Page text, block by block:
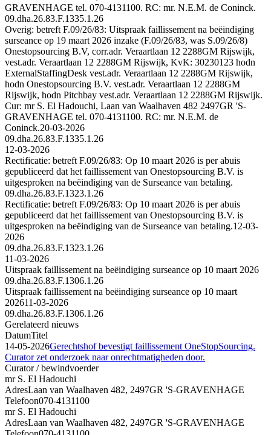
GRAVENHAGE tel. 070-4131100. RC: mr. N.E.M. de Coninck.
09.dha.26.83.F.1335.1.26
Overig: betreft F.09/26/83: Uitspraak faillissement na beëindiging
surseance op 19 maart 2026 inzake (F.09/26/83, was S.09/26/8)
Onestopsourcing B.V, corr.adr. Veraartlaan 12 2288GM Rijswijk,
vest.adr. Veraartlaan 12 2288GM Rijswijk, KvK: 30230123 hodn
ExternalStaffingDesk vest.adr. Veraartlaan 12 2288GM Rijswijk,
hodn Onestopsourcing B.V. vest.adr. Veraartlaan 12 2288GM
Rijswijk, hodn Pitchbay vest.adr. Veraartlaan 12 2288GM Rijswijk.
Cur: mr S. El Hadouchi, Laan van Waalhaven 482 2497GR 'S-
GRAVENHAGE tel. 070-4131100. RC: mr. N.E.M. de
Coninck.20-03-2026
09.dha.26.83.F.1335.1.26
12-03-2026
Rectificatie: betreft F.09/26/83: Op 10 maart 2026 is per abuis
gepubliceerd dat het faillissement van Onestopsourcing B.V. is
uitgesproken na beëindiging van de Surseance van betaling.
09.dha.26.83.F.1323.1.26
Rectificatie: betreft F.09/26/83: Op 10 maart 2026 is per abuis
gepubliceerd dat het faillissement van Onestopsourcing B.V. is
uitgesproken na beëindiging van de Surseance van betaling.12-03-
2026
09.dha.26.83.F.1323.1.26
11-03-2026
Uitspraak faillissement na beëindiging surseance op 10 maart 2026
09.dha.26.83.F.1306.1.26
Uitspraak faillissement na beëindiging surseance op 10 maart
202611-03-2026
09.dha.26.83.F.1306.1.26
Gerelateerd nieuws
DatumTitel
14-05-2026Gerechtshof bevestigt faillissement OneStopSourcing.
Curator zet onderzoek naar onrechtmatigheden door.
Curator / bewindvoerder
mr S. El Hadouchi
AdresLaan van Waalhaven 482, 2497GR 'S-GRAVENHAGE
Telefoon070-4131100
mr S. El Hadouchi
AdresLaan van Waalhaven 482, 2497GR 'S-GRAVENHAGE